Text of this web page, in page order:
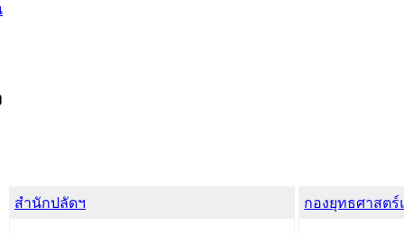
สำนักปลัดฯ กองยุทธศาสต